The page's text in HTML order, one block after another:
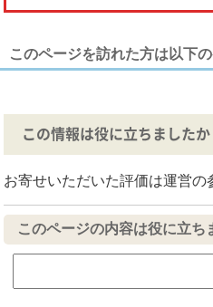
このページを訪れた方は以下
この情報は役に立ちましたか
お寄せいただいた評価は運営の
このページの内容は役に立ち